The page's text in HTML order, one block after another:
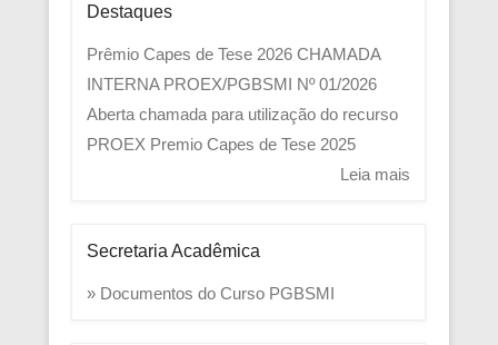
Destaques
Prêmio Capes de Tese 2026 CHAMADA
INTERNA PROEX/PGBSMI Nº 01/2026
Aberta chamada para utilização do recurso
PROEX Premio Capes de Tese 2025
Leia mais
Secretaria Acadêmica
» Documentos do Curso PGBSMI